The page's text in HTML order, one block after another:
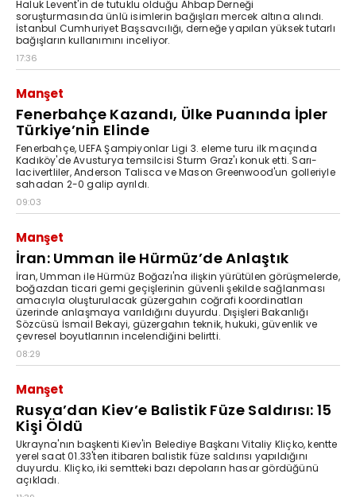
Haluk Levent'in de tutuklu olduğu Ahbap Derneği
soruşturmasında ünlü isimlerin bağışları mercek altına alındı.
İstanbul Cumhuriyet Başsavcılığı, derneğe yapılan yüksek tutarlı
bağışların kullanımını inceliyor.
17:36
Manşet
Fenerbahçe Kazandı, Ülke Puanında İpler
Türkiye’nin Elinde
Fenerbahçe, UEFA Şampiyonlar Ligi 3. eleme turu ilk maçında
Kadıköy'de Avusturya temsilcisi Sturm Graz'ı konuk etti. Sarı-
lacivertliler, Anderson Talisca ve Mason Greenwood'un golleriyle
sahadan 2-0 galip ayrıldı.
09:03
Manşet
İran: Umman ile Hürmüz’de Anlaştık
İran, Umman ile Hürmüz Boğazı'na ilişkin yürütülen görüşmelerde,
boğazdan ticari gemi geçişlerinin güvenli şekilde sağlanması
amacıyla oluşturulacak güzergahın coğrafi koordinatları
üzerinde anlaşmaya varıldığını duyurdu. Dışişleri Bakanlığı
Sözcüsü İsmail Bekayi, güzergahın teknik, hukuki, güvenlik ve
çevresel boyutlarının incelendiğini belirtti.
08:29
Manşet
Rusya’dan Kiev’e Balistik Füze Saldırısı: 15
Kişi Öldü
Ukrayna'nın başkenti Kiev'in Belediye Başkanı Vitaliy Kliçko, kentte
yerel saat 01.33'ten itibaren balistik füze saldırısı yapıldığını
duyurdu. Kliçko, iki semtteki bazı depoların hasar gördüğünü
açıkladı.